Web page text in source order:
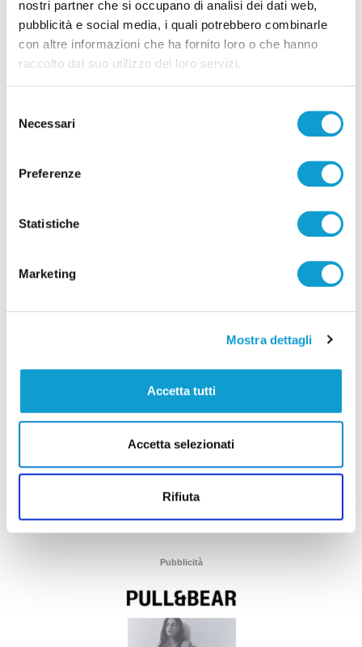
nostri partner che si occupano di analisi dei dati web,
pubblicità e social media, i quali potrebbero combinarle
con altre informazioni che ha fornito loro o che hanno
raccolto dal suo utilizzo dei loro servizi.
delNecessari
Preferenze
Statistiche
Marketing
Mostra dettagli
Accetta tutti
Accetta selezionati
Rifiuta
Pubblicità
Pubblicità